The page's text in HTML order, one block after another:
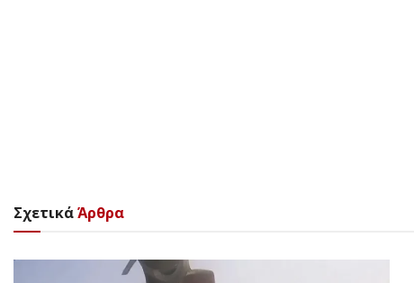
ΣχετικάΆρθρα